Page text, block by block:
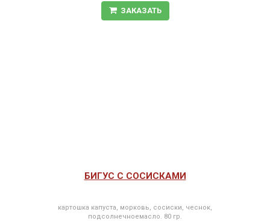
ЗАКАЗАТЬ
БИГУС С СОСИСКАМИ
картошка капуста, морковь, сосиски, чеснок,
подсолнечноемасло. 80 гр.